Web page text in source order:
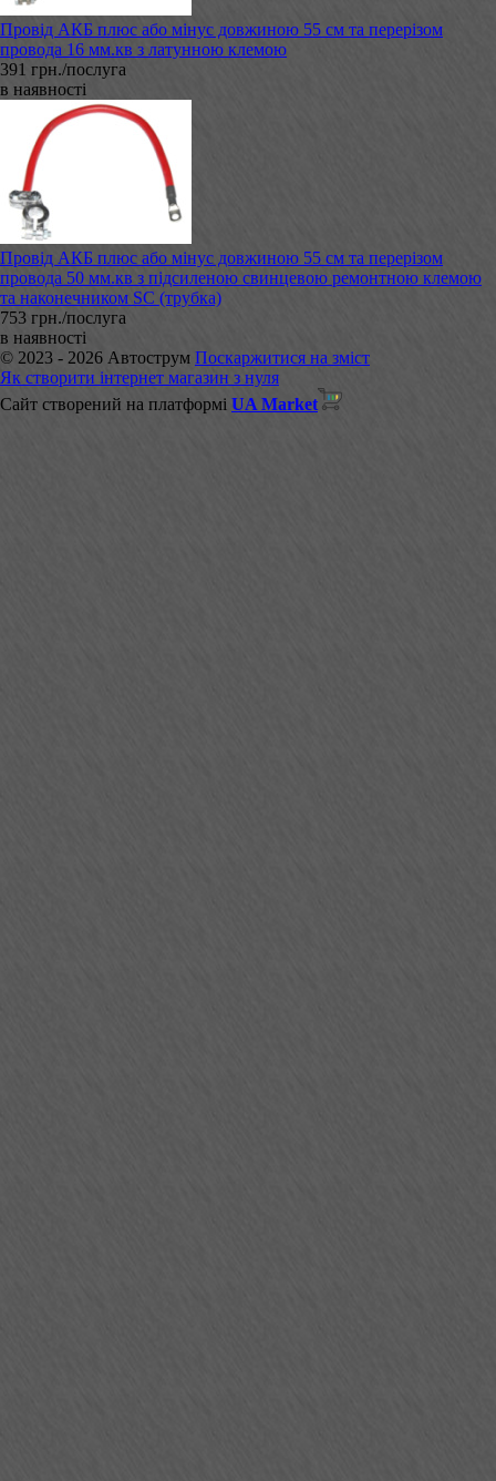
Провід АКБ плюс або мінус довжиною 55 см та перерізом
провода 16 мм.кв з латунною клемою
391 грн./послуга
в наявності
Провід АКБ плюс або мінус довжиною 55 см та перерізом
провода 50 мм.кв з підсиленою свинцевою ремонтною клемою
та наконечником SC (трубка)
753 грн./послуга
в наявності
© 2023 - 2026 Автострум Поскаржитися на зміст
Як створити інтернет магазин з нуля
Сайт створений на платформі UA Market